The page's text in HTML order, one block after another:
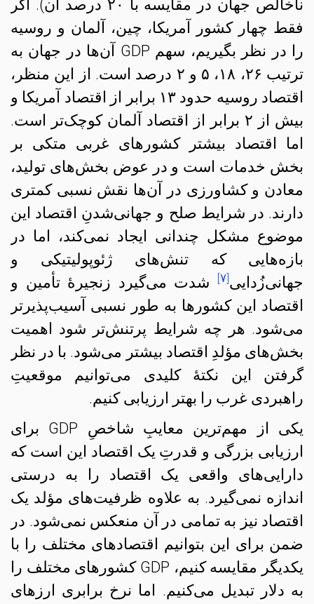
ناخالص جهان در مقایسه با ۲۰ درصد آن). اگر
فقط چهار کشور آمریکا، چین، آلمان و روسیه
را در نظر بگیریم، سهم GDP‌ آن‌ها در جهان به
ترتیب ۲۶، ۱۸، ۵ و ۲ درصد است. از این منظر،
اقتصاد روسیه حدود ۱۳ برابر از اقتصاد آمریکا و
بیش از ۲ برابر از اقتصاد آلمان کوچک‌تر است.
اما اقتصاد بیشتر کشورهای غربی متکی بر
بخش خدمات است و در عوض بخش‌های تولید،
معادن و کشاورزی در آن‌ها نقش نسبی کمتری
دارند. در شرایط صلح و جهانی‌شدنِ اقتصاد این
موضوع مشکل چندانی ایجاد نمی‌کند، اما در
بازه‌هایی که تنش‌های ژئوپولیتیکی و
جهانی‌زُدایی[۷]
شدت می‌گیرد زنجیرهٔ تأمین و
اقتصاد این کشورها به طور نسبی آسیب‌پذیرتر
می‌شود. هر چه شرایط پرتنش‌تر شود اهمیت
بخش‌های مؤلدِ اقتصاد بیشتر می‌شود. با در نظر
گرفتن این نکتهٔ کلیدی می‌توانیم موقعیتِ
راهبردی غرب را بهتر ارزیابی کنیم.
یکی از مهم‌ترین معایبِ شاخصِ GDP برای
ارزیابی بزرگی و قدرتِ یک اقتصاد این است که
دارایی‌های واقعی یک اقتصاد را به درستی
اندازه نمی‌گیرد. به علاوه ظرفیت‌های مؤلد یک
اقتصاد نیز به تمامی در آن منعکس نمی‌شود. در
ضمن برای این بتوانیم اقتصادهای مختلف را با
یکدیگر مقایسه کنیم، GDP کشورهای مختلف را
به دلار تبدیل می‌کنیم. اما نرخ برابری ارزهای